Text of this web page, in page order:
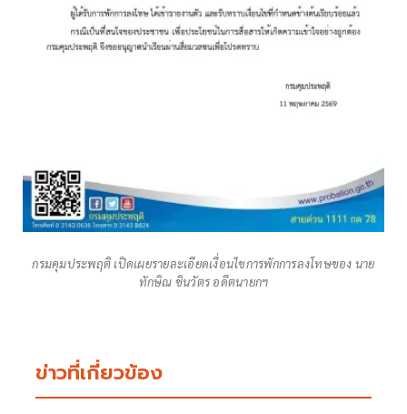
กรมคุมประพฤติ เปิดเผยรายละเอียดเงื่อนไขการพักการลงโทษของ นาย
ทักษิณ ชินวัตร อดีตนายกฯ
ข่าวที่เกี่ยวข้อง